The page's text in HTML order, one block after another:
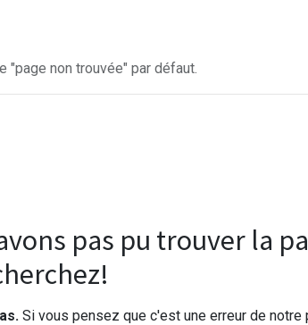
non trouvée" par défaut.
pas pu trouver la
Si vous pensez que c'est une erreur de notre